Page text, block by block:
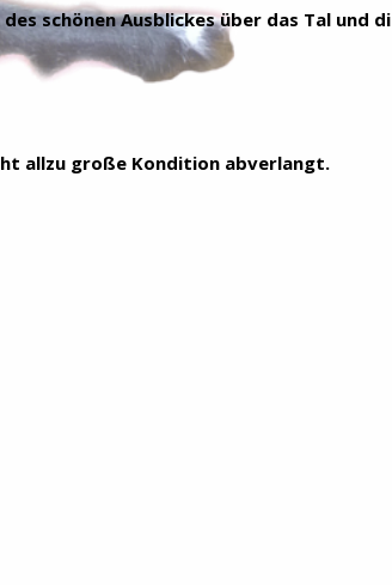
schönen Ausblickes über das Tal und
allzu große Kondition abverlangt.